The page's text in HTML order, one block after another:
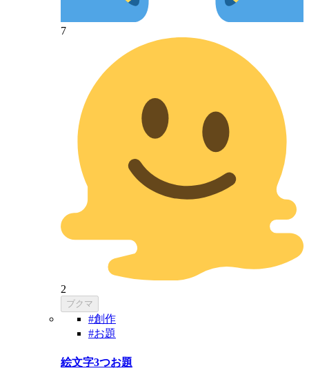
7
2
ブクマ
#創作
#お題
絵文字3つお題